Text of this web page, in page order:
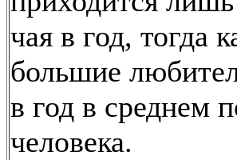
чая в год, тогда
большие
в год в среднем
человека.